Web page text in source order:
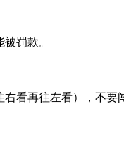
罚款。
看再往左看），不要